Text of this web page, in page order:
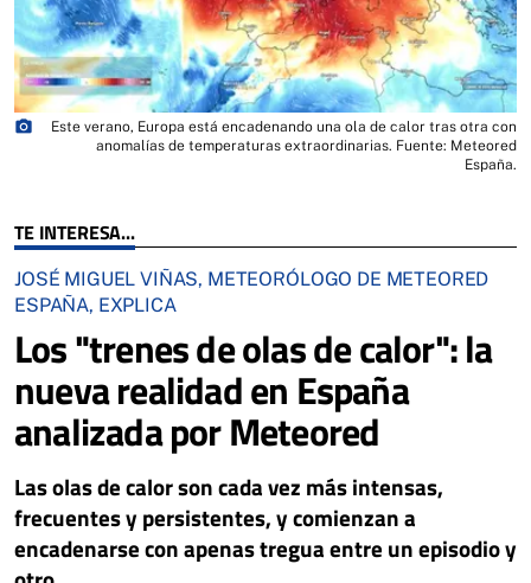
TE INTERESA...
JOSÉ MIGUEL VIÑAS, METEORÓLOGO DE METEORED
ESPAÑA, EXPLICA
Los "trenes de olas de calor": la
nueva realidad en España
analizada por Meteored
Las olas de calor son cada vez más intensas,
frecuentes y persistentes, y comienzan a
encadenarse con apenas tregua entre un episodio y
photo_camera
Este verano, Europa está encadenando una ola de calor tras otra con
anomalías de temperaturas extraordinarias. Fuente: Meteored
España.